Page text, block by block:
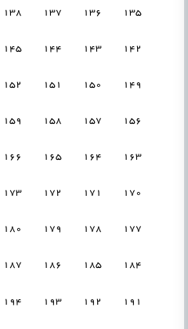
135
136
137
138
142
143
144
145
149
150
151
152
156
157
158
159
163
164
165
166
170
171
172
173
177
178
179
180
184
185
186
187
191
192
193
194